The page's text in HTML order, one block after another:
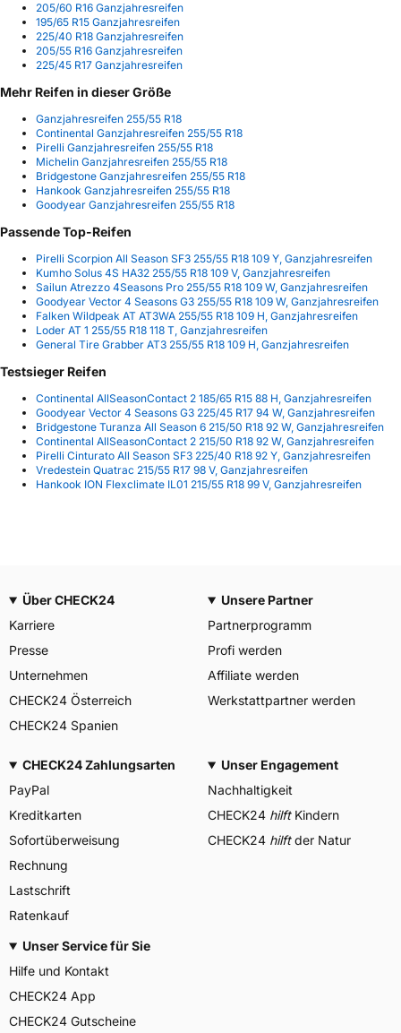
205/60 R16 Ganzjahresreifen
195/65 R15 Ganzjahresreifen
225/40 R18 Ganzjahresreifen
205/55 R16 Ganzjahresreifen
225/45 R17 Ganzjahresreifen
Mehr Reifen in dieser Größe
Ganzjahresreifen 255/55 R18
Continental Ganzjahresreifen 255/55 R18
Pirelli Ganzjahresreifen 255/55 R18
Michelin Ganzjahresreifen 255/55 R18
Bridgestone Ganzjahresreifen 255/55 R18
Hankook Ganzjahresreifen 255/55 R18
Goodyear Ganzjahresreifen 255/55 R18
Passende Top-Reifen
Pirelli Scorpion All Season SF3 255/55 R18 109 Y, Ganzjahresreifen
Kumho Solus 4S HA32 255/55 R18 109 V, Ganzjahresreifen
Sailun Atrezzo 4Seasons Pro 255/55 R18 109 W, Ganzjahresreifen
Goodyear Vector 4 Seasons G3 255/55 R18 109 W, Ganzjahresreifen
Falken Wildpeak AT AT3WA 255/55 R18 109 H, Ganzjahresreifen
Loder AT 1 255/55 R18 118 T, Ganzjahresreifen
General Tire Grabber AT3 255/55 R18 109 H, Ganzjahresreifen
Testsieger Reifen
Continental AllSeasonContact 2 185/65 R15 88 H, Ganzjahresreifen
Goodyear Vector 4 Seasons G3 225/45 R17 94 W, Ganzjahresreifen
Bridgestone Turanza All Season 6 215/50 R18 92 W, Ganzjahresreifen
Continental AllSeasonContact 2 215/50 R18 92 W, Ganzjahresreifen
Pirelli Cinturato All Season SF3 225/40 R18 92 Y, Ganzjahresreifen
Vredestein Quatrac 215/55 R17 98 V, Ganzjahresreifen
Hankook ION Flexclimate IL01 215/55 R18 99 V, Ganzjahresreifen
Über CHECK24
Karriere
Presse
Unternehmen
CHECK24 Österreich
CHECK24 Spanien
Unsere Partner
Partnerprogramm
Profi werden
Affiliate werden
Werkstattpartner werden
CHECK24 Zahlungsarten
PayPal
Kreditkarten
Sofortüberweisung
Rechnung
Lastschrift
Ratenkauf
Unser Engagement
Nachhaltigkeit
CHECK24 hilftKindern
CHECK24 hilftder Natur
Unser Service für Sie
Hilfe und Kontakt
CHECK24 App
CHECK24 Gutscheine